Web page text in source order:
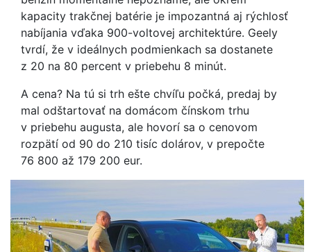
kapacity trakčnej batérie je impozantná aj rýchlosť
nabíjania vďaka 900-voltovej architektúre. Geely
tvrdí, že v ideálnych podmienkach sa dostanete
z 20 na 80 percent v priebehu 8 minút.
A cena? Na tú si trh ešte chvíľu počká, predaj by
mal odštartovať na domácom čínskom trhu
v priebehu augusta, ale hovorí sa o cenovom
rozpätí od 90 do 210 tisíc dolárov, v prepočte
76 800 až 179 200 eur.